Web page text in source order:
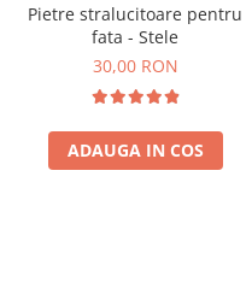
Pietre stralucitoare pentru
fata - Stele
30,00 RON
ADAUGA IN COS